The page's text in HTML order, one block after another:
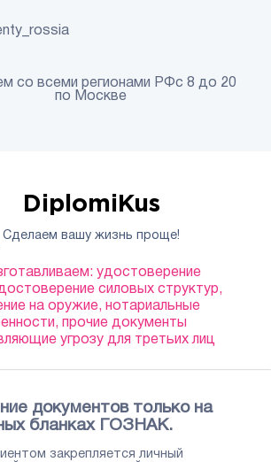
DiplomiKus
Сделаем вашу жизнь проще!
удостоверение
силовых структур,
на оружие, нотариальные
прочие документы
угрозу для третьих лиц
документов только на
бланках ГОЗНАК.
закрепляется личный
со всеми регионами РФс 8 до 20
по Москве